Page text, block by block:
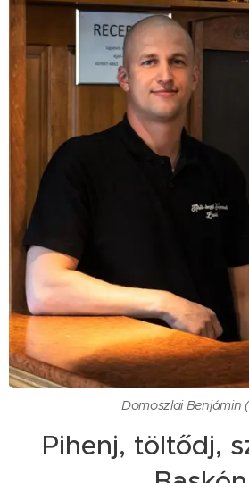
Domoszlai Benjámin
Pihenj, töltődj,